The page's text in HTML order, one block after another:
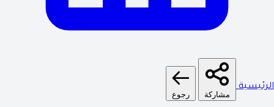
الرئيسية
مشاركة رجوع